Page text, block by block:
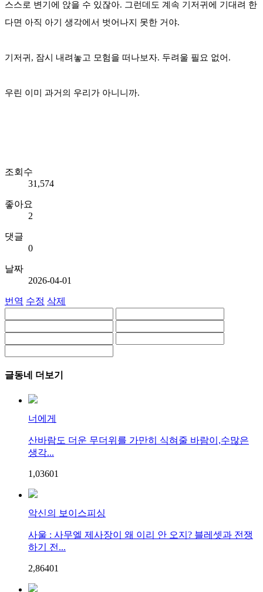
스스로 변기에 앉을 수 있잖아. 그런데도 계속 기저귀에 기대려 한
다면 아직 아기 생각에서 벗어나지 못한 거야.
기저귀, 잠시 내려놓고 모험을 떠나보자. 두려울 필요 없어.
우린 이미 과거의 우리가 아니니까.
조회수
31,574
좋아요
2
댓글
0
날짜
2026-04-01
번역 수정 삭제
글동네 더보기
너에게
산바람도 더운 무더위를 가만히 식혀줄 바람이,수많은
생각...
1,03601
악신의 보이스피싱
사울 : 사무엘 제사장이 왜 이리 안 오지? 블레셋과 전쟁
하기 전...
2,86401